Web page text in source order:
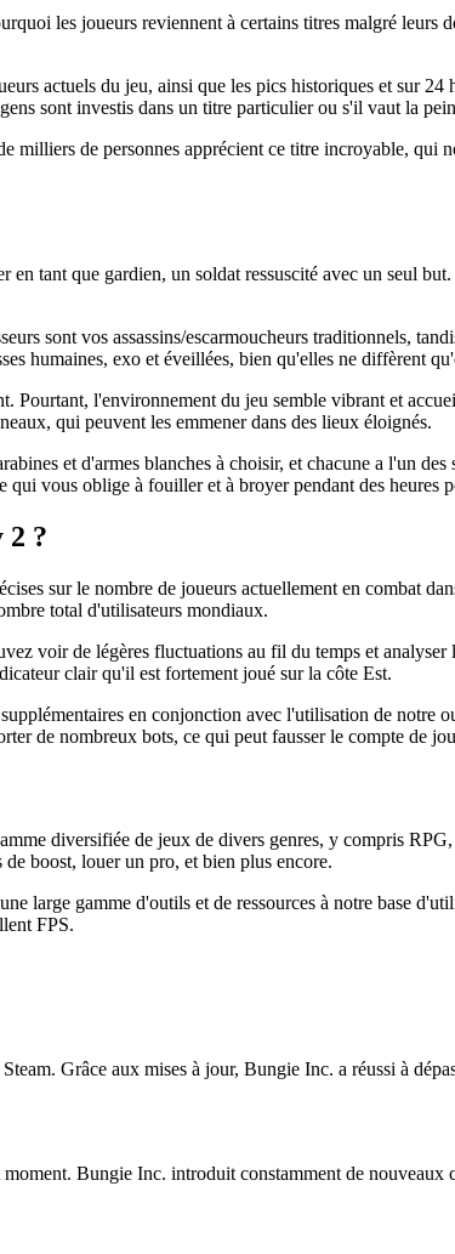
les joueurs reviennent à certains titres malgré leurs
actuels du jeu, ainsi que les pics historiques et sur 24
sont investis dans un titre particulier ou s'il vaut la
de personnes apprécient ce titre incroyable, qui
tant que gardien, un soldat ressuscité avec un seul
sont vos assassins/escarmoucheurs traditionnels,
humaines, exo et éveillées, bien qu'elles ne diffèrent
l'environnement du jeu semble vibrant et
qui peuvent les emmener dans des lieux éloignés.
et d'armes blanches à choisir, et chacune a l'un
qui vous oblige à fouiller et à broyer pendant des heures
2 ?
sur le nombre de joueurs actuellement en combat
total d'utilisateurs mondiaux.
voir de légères fluctuations au fil du temps et
clair qu'il est fortement joué sur la côte Est.
en conjonction avec l'utilisation de notre
de nombreux bots, ce qui peut fausser le compte de
diversifiée de jeux de divers genres, y compris
boost, louer un pro, et bien plus encore.
large gamme d'outils et de ressources à notre base
FPS.
Grâce aux mises à jour, Bungie Inc. a réussi à
Bungie Inc. introduit constamment de nouveaux